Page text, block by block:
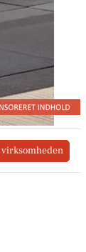
virksomheden
vs. nåleepilering
Overvejer du
men er i